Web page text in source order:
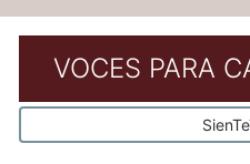
contenido
VOCES PARA